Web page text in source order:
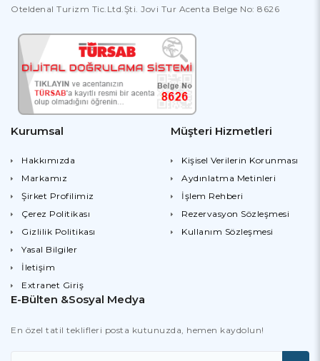
Oteldenal Turizm Tic.Ltd.Şti. Jovi Tur Acenta Belge No: 8626
Kurumsal
Hakkımızda
Markamız
Şirket Profilimiz
Çerez Politikası
Gizlilik Politikası
Yasal Bilgiler
İletişim
Extranet Giriş
Müşteri Hizmetleri
Kişisel Verilerin Korunması
Aydınlatma Metinleri
İşlem Rehberi
Rezervasyon Sözleşmesi
Kullanım Sözleşmesi
E-Bülten &Sosyal Medya
En özel tatil teklifleri posta kutunuzda, hemen kaydolun!